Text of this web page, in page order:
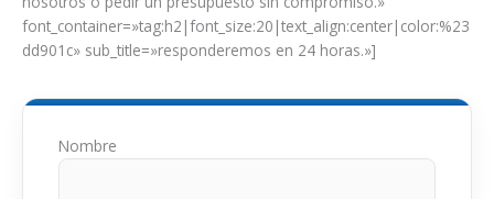
font_container=»tag:h2|font_size:20|text_align:center|color:%23
dd901c» sub_title=»responderemos en 24 horas.»]
Nombre